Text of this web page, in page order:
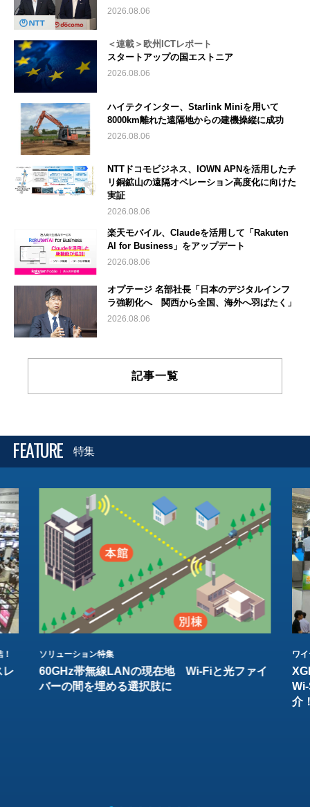
2026.08.06
＜連載＞欧州ICTレポート
スタートアップの国エストニア
2026.08.06
ハイテクインター、Starlink Miniを用いて
8000km離れた遠隔地からの建機操縦に成功
2026.08.06
NTTドコモビジネス、IOWN APNを活用したチ
リ銅鉱山の遠隔オペレーション高度化に向けた
実証
2026.08.06
楽天モバイル、Claudeを活用して「Rakuten
AI for Business」をアップデート
2026.08.06
オプテージ 名部社長「日本のデジタルインフ
ラ強靭化へ 関西から全国、海外へ羽ばたく」
2026.08.06
記事一覧
FEATURE 特集
レ
ソリューション特集
60GHz帯無線LANの現在地 Wi-Fiと光ファイ
バーの間を埋める選択肢に
ワ
介